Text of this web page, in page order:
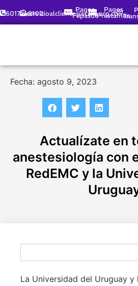
6017448100servicioalcliente@scare.org.co
Pagos
Fepasde
Pagos
Préstamos
Fecha: agosto 9, 2023
Actualízate en
anestesiología con
RedEMC y la
La Universidad del Uruguay y